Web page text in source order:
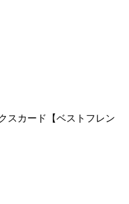
スカード【ベストフレン